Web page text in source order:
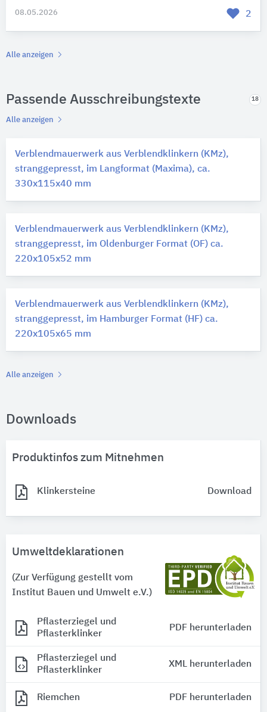
08.05.2026 2
Alle anzeigen
Passende Ausschreibungstexte 18
Alle anzeigen
Verblendmauerwerk aus Verblendklinkern (KMz),
stranggepresst, im Langformat (Maxima), ca.
330x115x40 mm
Verblendmauerwerk aus Verblendklinkern (KMz),
stranggepresst, im Oldenburger Format (OF) ca.
220x105x52 mm
Verblendmauerwerk aus Verblendklinkern (KMz),
stranggepresst, im Hamburger Format (HF) ca.
220x105x65 mm
Alle anzeigen
Downloads
Produktinfos zum Mitnehmen
Klinkersteine Download
Umweltdeklarationen
(Zur Verfügung gestellt vom
Institut Bauen und Umwelt e.V.)
Pflasterziegel und
Pflasterklinker
PDF herunterladen
Pflasterziegel und
Pflasterklinker
XML herunterladen
Riemchen PDF herunterladen